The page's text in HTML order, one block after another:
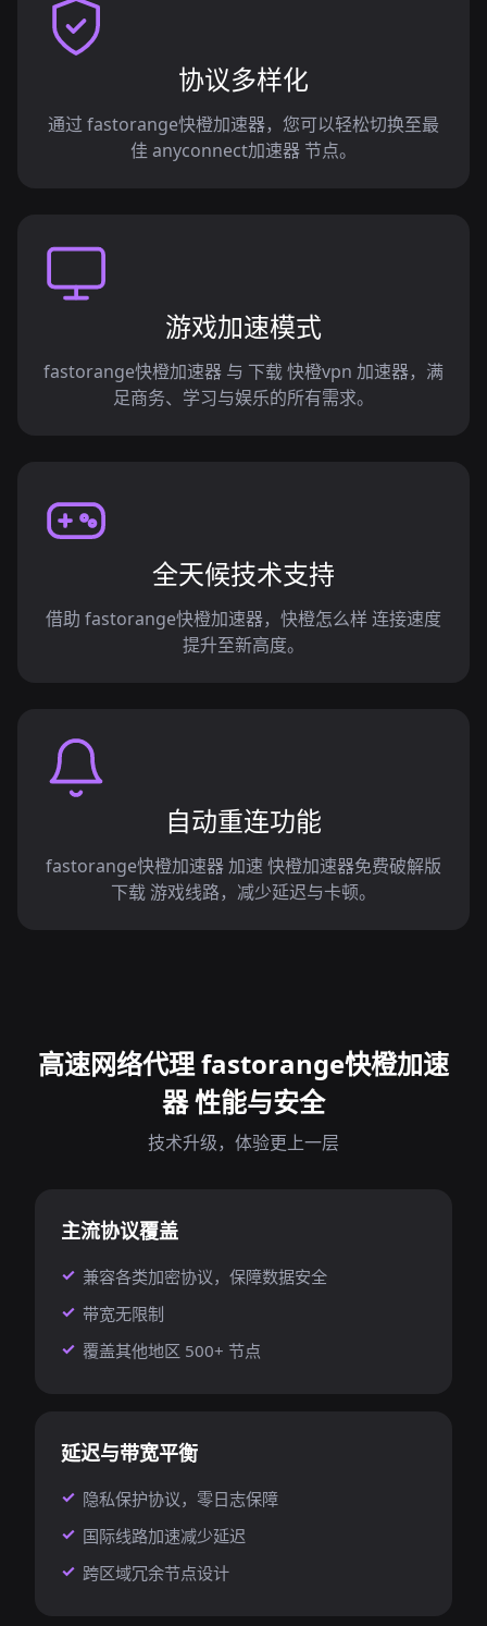
协议多样化
通过 fastorange快橙加速器，您可以轻松切换至最
佳 anyconnect加速器 节点。
游戏加速模式
fastorange快橙加速器 与 下载 快橙vpn 加速器，满
足商务、学习与娱乐的所有需求。
全天候技术支持
借助 fastorange快橙加速器，快橙怎么样 连接速度
提升至新高度。
自动重连功能
fastorange快橙加速器 加速 快橙加速器免费破解版
下载 游戏线路，减少延迟与卡顿。
高速网络代理 fastorange快橙加速
器 性能与安全
技术升级，体验更上一层
主流协议覆盖
兼容各类加密协议，保障数据安全
带宽无限制
覆盖其他地区 500+ 节点
延迟与带宽平衡
隐私保护协议，零日志保障
国际线路加速减少延迟
跨区域冗余节点设计